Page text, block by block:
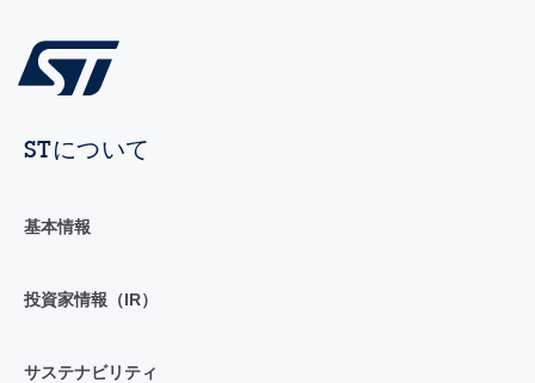
STについて
基本情報
投資家情報（IR）
サステナビリティ